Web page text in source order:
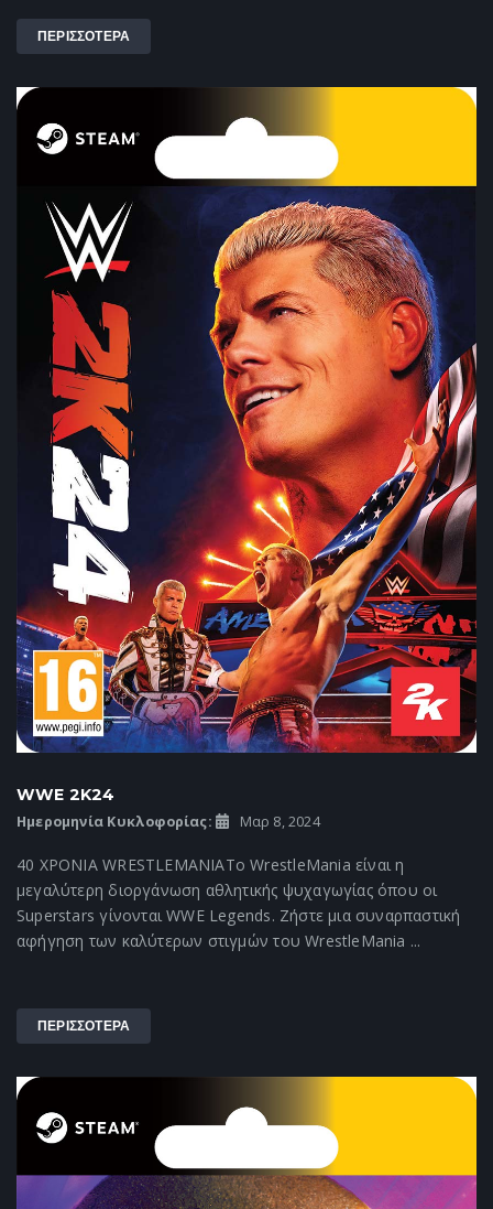
ΠΕΡΙΣΣΟΤΕΡΑ
WWE 2K24
Ημερομηνία Κυκλοφορίας: Μαρ 8, 2024
40 ΧΡΟΝΙΑ WRESTLEMANIAΤο WrestleMania είναι η
μεγαλύτερη διοργάνωση αθλητικής ψυχαγωγίας όπου οι
Superstars γίνονται WWE Legends. Ζήστε μια συναρπαστική
αφήγηση των καλύτερων στιγμών του WrestleMania ...
ΠΕΡΙΣΣΟΤΕΡΑ